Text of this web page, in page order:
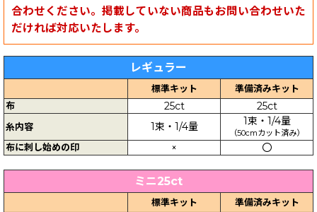
合わせください。掲載していない商品もお問い合わせいた
だければ対応いたします。
レギュラー
標準キット
準備済みキット
布
25ct 25ct
糸内容 1束・1/4量 1束・1/4量
（50cmカット済み）
布に刺し始めの印 × 〇
ミニ25ct
標準キット
準備済みキット